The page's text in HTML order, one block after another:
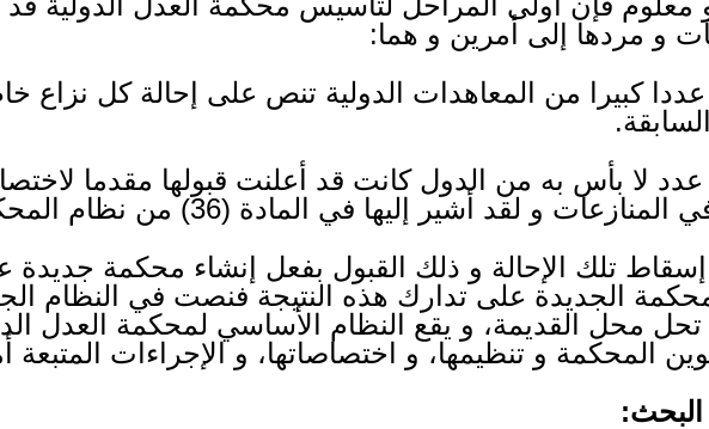
و مردها إلى أمرين و هما:
عددا كبيرا من المعاهدات الدولية تنص على إحالة كل نزاع
عدد لا بأس به من الدول كانت قد أعلنت قبولها مقدما
و لقد أشير إليها في المادة (36) من نظام المحكمة.
تلك الإحالة و ذلك القبول بفعل إنشاء محكمة
الجديدة على تدارك هذه النتيجة فنصت في النظام
تحل محل القديمة، و يقع النظام الأساسي لمحكمة العدل
المحكمة و تنظيمها، و اختصاصاتها، و الإجراءات المتبعة